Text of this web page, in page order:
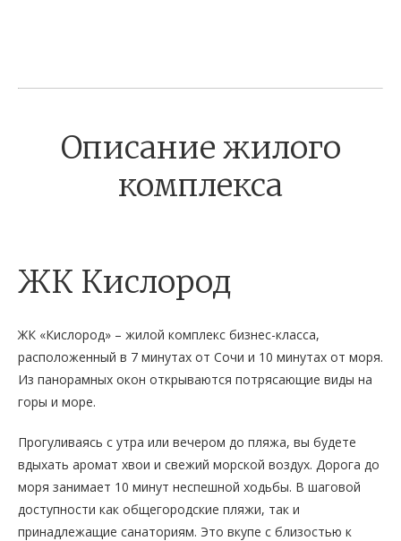
Описание жилого
комплекса
ЖК Кислород
ЖК «Кислород» – жилой комплекс бизнес-класса,
расположенный в 7 минутах от Сочи и 10 минутах от моря.
Из панорамных окон открываются потрясающие виды на
горы и море.
Прогуливаясь с утра или вечером до пляжа, вы будете
вдыхать аромат хвои и свежий морской воздух. Дорога до
моря занимает 10 минут неспешной ходьбы. В шаговой
доступности как общегородские пляжи, так и
принадлежащие санаториям. Это вкупе с близостью к